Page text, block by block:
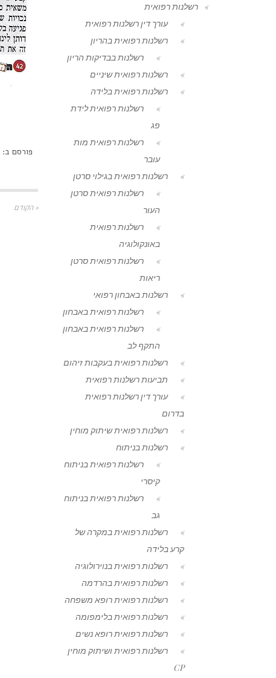
פורסם ב:
« הקודם
רשלנות רפואית
עורך דין רשלנות רפואית
רשלנות רפואית בהריון
רשלנות בבדיקות הריון
רשלנות רפואית שיניים
רשלנות רפואית בלידה
רשלנות רפואית לידת
פג
רשלנות רפואית מות
עובר
רשלנות רפואית בגילוי סרטן
רשלנות רפואית סרטן
העור
רשלנות רפואית
באונקולוגיה
רשלנות רפואית סרטן
ריאות
רשלנות באבחון רפואי
רשלנות רפואית באבחון
רשלנות רפואית באבחון
התקף לב
רשלנות רפואית בעקבות זיהום
תביעות רשלנות רפואית
עורך דין רשלנות רפואית
בדרום
רשלנות רפואית שיתוק מוחין
רשלנות בניתוח
רשלנות רפואית בניתוח
קיסרי
רשלנות רפואית בניתוח
גב
רשלנות רפואית במקרה של
קרע בלידה
רשלנות רפואית בנוירולוגיה
רשלנות רפואית בהרדמה
רשלנות רפואית רופא משפחה
רשלנות רפואית בלימפומה
רשלנות רפואית רופא נשים
רשלנות רפואית ושיתוק מוחין
CP